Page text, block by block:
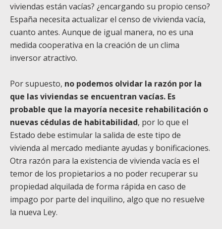
viviendas están vacías? ¿encargando su propio censo?
España necesita actualizar el censo de vivienda vacía,
cuanto antes. Aunque de igual manera, no es una
medida cooperativa en la creación de un clima
inversor atractivo.
Por supuesto, no podemos olvidar la razón por la
que las viviendas se encuentran vacías. Es
probable que la mayoría necesite rehabilitación o
nuevas cédulas de habitabilidad, por lo que el
Estado debe estimular la salida de este tipo de
vivienda al mercado mediante ayudas y bonificaciones.
Otra razón para la existencia de vivienda vacía es el
temor de los propietarios a no poder recuperar su
propiedad alquilada de forma rápida en caso de
impago por parte del inquilino, algo que no resuelve
la nueva Ley.